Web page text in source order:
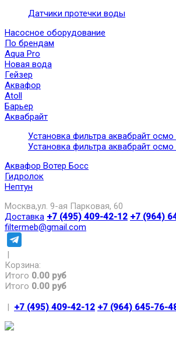
Датчики протечки воды
Насосное оборудование
По брендам
Aqua Pro
Новая вода
Гейзер
Аквафор
Atoll
Барьер
Аквабрайт
Установка фильтра аквабрайт осмо
Установка фильтра аквабрайт осмо
Аквафор Вотер Босс
Гидролок
Нептун
Москва,ул. 9-ая Парковая, 60
Доставка +7 (495) 409-42-12 +7 (964)
filtermeb@gmail.com
|
Корзина:
Итого 0.00 руб
Итого 0.00 руб
| +7 (495) 409-42-12 +7 (964) 645-76-